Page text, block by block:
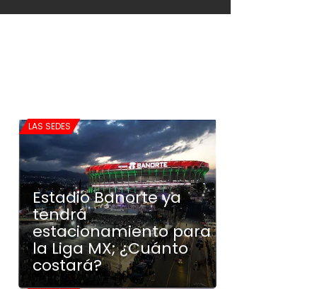
LAS SEDES
Estadio Banorte ya
tendrá
estacionamiento para
la Liga MX; ¿Cuánto
costará?